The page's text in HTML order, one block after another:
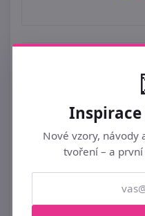
Nové vzory, návody
tvoření – a